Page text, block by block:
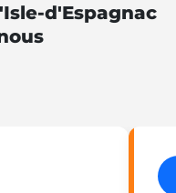
d'Espagnac